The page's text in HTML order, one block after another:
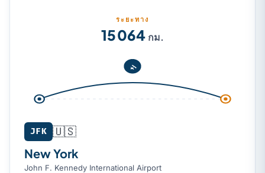
ระยะทาง
15 064 กม.
JFK 🇺🇸
New York
John F. Kennedy International Airport